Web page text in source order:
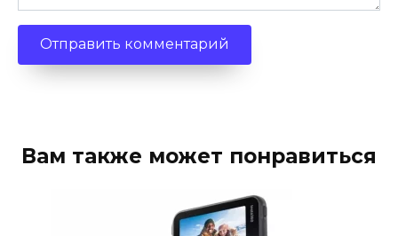
Вам также может понравиться